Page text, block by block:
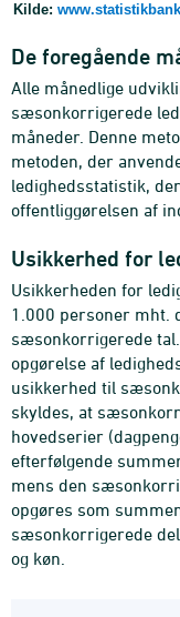
Kilde:
De foregående
Alle månedlige
sæsonkorrigerede
måneder. Denne
metoden, der
ledighedsstatistik,
offentliggørelsen af
Usikkerhed for
Usikkerheden for
1.000 personer mht.
sæsonkorrigerede tal
opgørelse af
usikkerhed til
skyldes, at
hovedserier
efterfølgende
mens den
opgøres som
sæsonkorrigerede
og køn.